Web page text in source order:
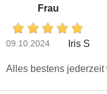
Frau
09.10.2024 Iris S
Alles bestens